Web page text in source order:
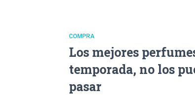
COMPRA
Los mejores
temporada, no los
pasar